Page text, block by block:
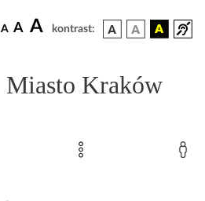
A A A kontrast:
Miasto Kraków